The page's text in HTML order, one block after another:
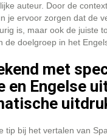
auteur. Door de
je ervoor zorgen dat de
is, maar ook de juiste
de doelgroep in het
met
en Engelse
tip bij het vertalen van